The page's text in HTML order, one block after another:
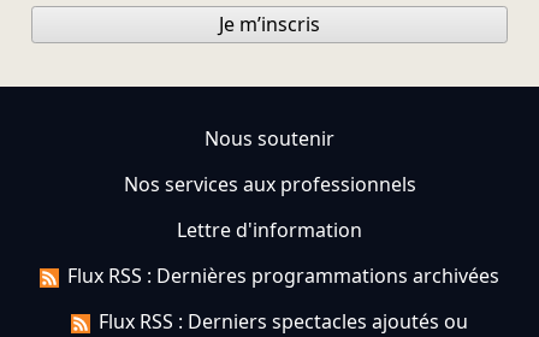
Je m’inscris
Nous soutenir
Nos services aux professionnels
Lettre d'information
Flux RSS : Dernières programmations archivées
Flux RSS : Derniers spectacles ajoutés ou